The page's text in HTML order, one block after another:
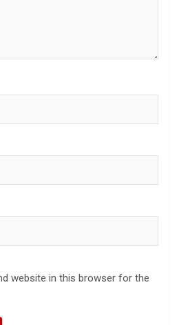
website in this browser for the